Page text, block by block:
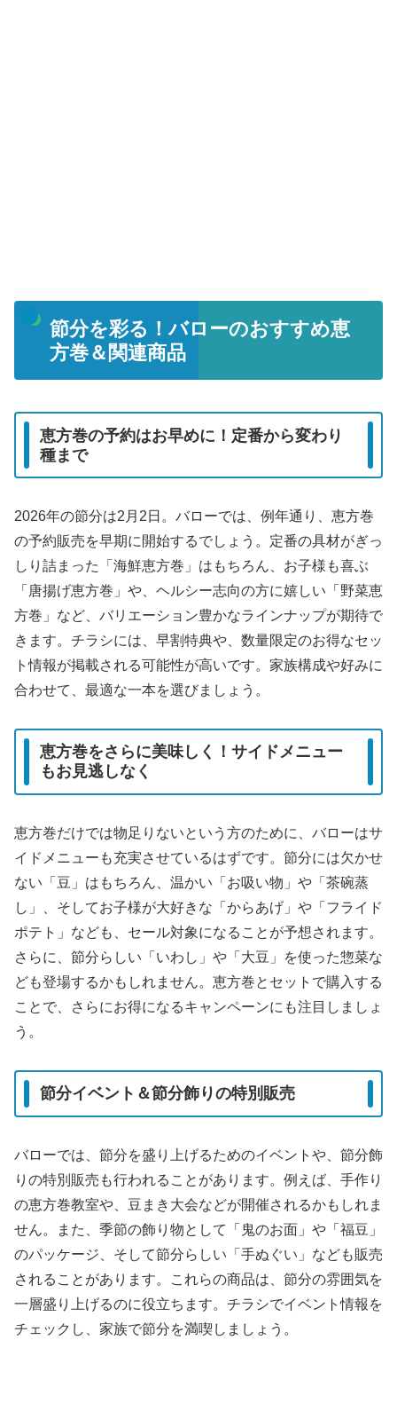
節分を彩る！バローのおすすめ恵
方巻＆関連商品
恵方巻の予約はお早めに！定番から変わり
種まで
2026年の節分は2月2日。バローでは、例年通り、恵方巻
の予約販売を早期に開始するでしょう。定番の具材がぎっ
しり詰まった「海鮮恵方巻」はもちろん、お子様も喜ぶ
「唐揚げ恵方巻」や、ヘルシー志向の方に嬉しい「野菜恵
方巻」など、バリエーション豊かなラインナップが期待で
きます。チラシには、早割特典や、数量限定のお得なセッ
ト情報が掲載される可能性が高いです。家族構成や好みに
合わせて、最適な一本を選びましょう。
恵方巻をさらに美味しく！サイドメニュー
もお見逃しなく
恵方巻だけでは物足りないという方のために、バローはサ
イドメニューも充実させているはずです。節分には欠かせ
ない「豆」はもちろん、温かい「お吸い物」や「茶碗蒸
し」、そしてお子様が大好きな「からあげ」や「フライド
ポテト」なども、セール対象になることが予想されます。
さらに、節分らしい「いわし」や「大豆」を使った惣菜な
ども登場するかもしれません。恵方巻とセットで購入する
ことで、さらにお得になるキャンペーンにも注目しましょ
う。
節分イベント＆節分飾りの特別販売
バローでは、節分を盛り上げるためのイベントや、節分飾
りの特別販売も行われることがあります。例えば、手作り
の恵方巻教室や、豆まき大会などが開催されるかもしれま
せん。また、季節の飾り物として「鬼のお面」や「福豆」
のパッケージ、そして節分らしい「手ぬぐい」なども販売
されることがあります。これらの商品は、節分の雰囲気を
一層盛り上げるのに役立ちます。チラシでイベント情報を
チェックし、家族で節分を満喫しましょう。